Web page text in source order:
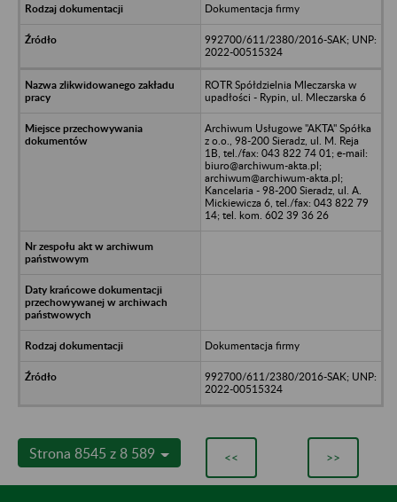
Dokumentacja firmy
992700/611/2380/2016-SAK; UNP:
2022-00515324
ROTR Spółdzielnia Mleczarska w
upadłości - Rypin, ul. Mleczarska 6
Archiwum Usługowe "AKTA" Spółka
z o.o., 98-200 Sieradz, ul. M. Reja
1B, tel./fax: 043 822 74 01; e-mail:
biuro@archiwum-akta.pl;
archiwum@archiwum-akta.pl;
Kancelaria - 98-200 Sieradz, ul. A.
Mickiewicza 6, tel./fax: 043 822 79
14; tel. kom. 602 39 36 26
Dokumentacja firmy
992700/611/2380/2016-SAK; UNP:
2022-00515324
Strona 8545 z 8 589 << >>